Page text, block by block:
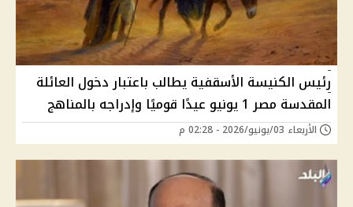
رئيس الكنيسة الأسقفية يطالب باعتبار دخول العائلة
المقدسة مصر 1 يونيو عيدًا قوميًا وإدراجه بالمناهج
الأربعاء 03/يونيو/2026 - 02:28 م